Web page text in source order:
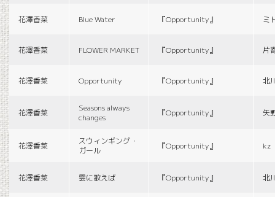
花澤香菜 Blue Water 『Opportunity』 ミ
花澤香菜 FLOWER MARKET 『Opportunity』 片
花澤香菜 Opportunity 『Opportunity』 北
花澤香菜
Seasons always
changes
『Opportunity』 矢
花澤香菜
スウィンギング・
ガール
『Opportunity』 kz
花澤香菜 雲に歌えば 『Opportunity』 北